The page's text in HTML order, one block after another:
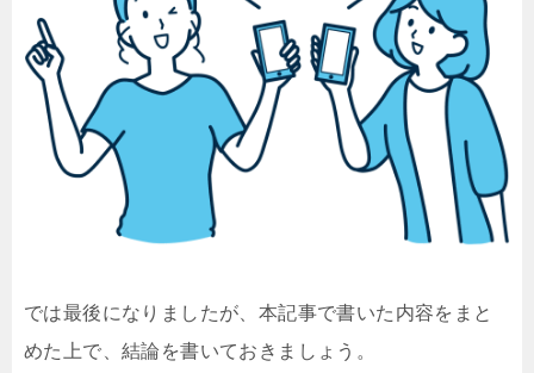
では最後になりましたが、本記事で書いた内容をまと
めた上で、結論を書いておきましょう。